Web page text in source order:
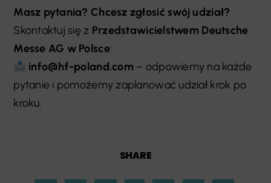
SHARE
Masz pytania? Chcesz zgłosić swój udział?
Skontaktuj się z Przedstawicielstwem Deutsche
Messe AG w Polsce:
info@hf-poland.com – odpowiemy na każde
pytanie i pomożemy zaplanować udział krok po
kroku.